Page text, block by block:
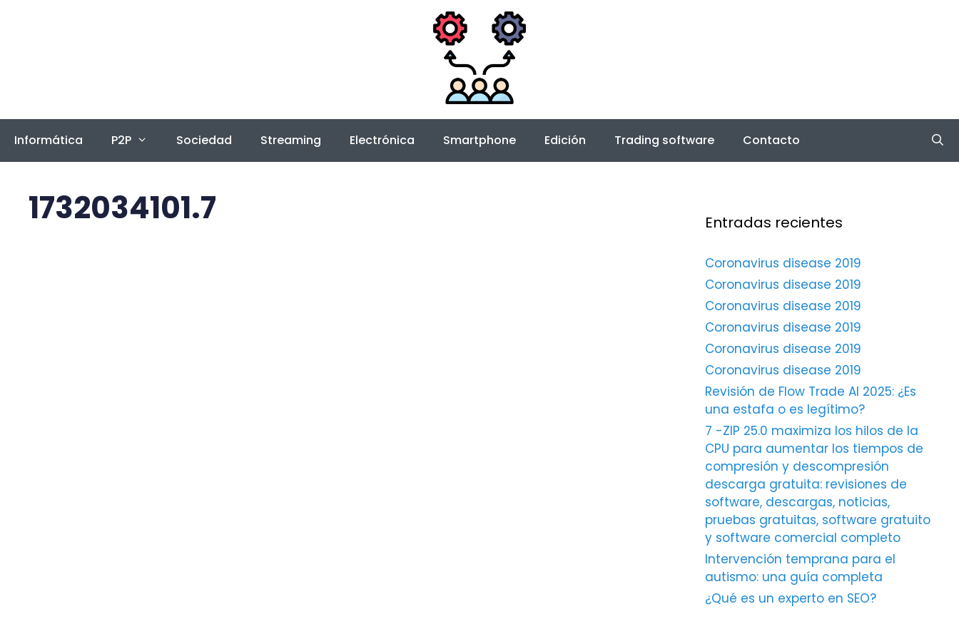
Informática P2P Sociedad Streaming Electrónica Smartphone Edición Trading software Contacto
1732034101.7 Entradas recientes
Coronavirus disease 2019
Coronavirus disease 2019
Coronavirus disease 2019
Coronavirus disease 2019
Coronavirus disease 2019
Coronavirus disease 2019
Revisión de Flow Trade AI 2025: ¿Es
una estafa o es legítimo?
7 -ZIP 25.0 maximiza los hilos de la
CPU para aumentar los tiempos de
compresión y descompresión
descarga gratuita: revisiones de
software, descargas, noticias,
pruebas gratuitas, software gratuito
y software comercial completo
Intervención temprana para el
autismo: una guía completa
¿Qué es un experto en SEO?